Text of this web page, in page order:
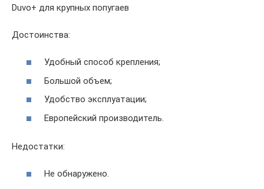
Duvo+ для крупных попугаев
Достоинства:
Удобный способ крепления;
Большой объем;
Удобство эксплуатации;
Европейский производитель.
Недостатки:
Не обнаружено.